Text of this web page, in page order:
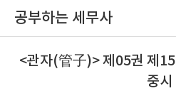
공부하는 세무사
<관자(管子)> 제05권 제
중시